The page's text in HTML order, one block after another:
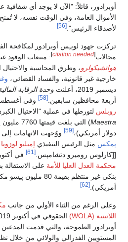
أوبرادور، قائلاً: "الآن لا يوجد أي
الأموال العامة، وفي الوقت نفسه، لا
لأصدقاء الرئيس". [56]
تركزت جهود لوپـِس أوبرادور لمكافحة
مجالات[
citation needed
] : مبيعات الوقود
هواتشيكولرو، وطرق المحاسبة والاحتيال
خارجية غير قانونية، والفساد القضائي،
ديسمبر 2019، أعلنت
وحدة الرقابة
أربعة محافظين سابقين. [58] وفي أغسطس 2019،
روبلس لتورطها في عملية "الاحتيال
Maestra
دولار أمريكي)،[59]
ووُجهت الاتهامات
پمكس مثل الرئيس التنفيذي إميليو
[[كارلوس روميرو دتشامپس. [61]
في أكتوبر 2019، أُجبر
محكمة العدل العليا للأمة على الاستقالة
أمريكي). [62]
وعلى الرغم من الثناء الأولي من جانب
اللاتينية (WOLA)
أوبرادور الطموحة، والتي قدمت
المستويين الفدرالي والولائي من